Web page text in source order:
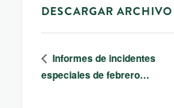
DESCARGAR
Informes de incidentes
especiales de febrero…